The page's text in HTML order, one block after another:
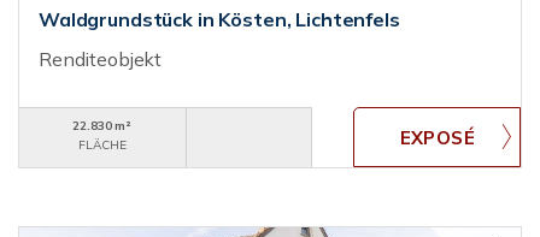
Waldgrundstück in Kösten, Lichtenfels
Renditeobjekt
22.830 m²
FLÄCHE